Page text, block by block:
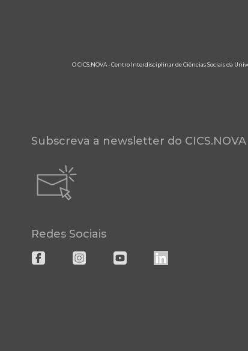
O CICS.NOVA - Centro Interdisciplinar de Ciências Sociais da
Subscreva a newsletter do CICS.NOVA
Redes Sociais